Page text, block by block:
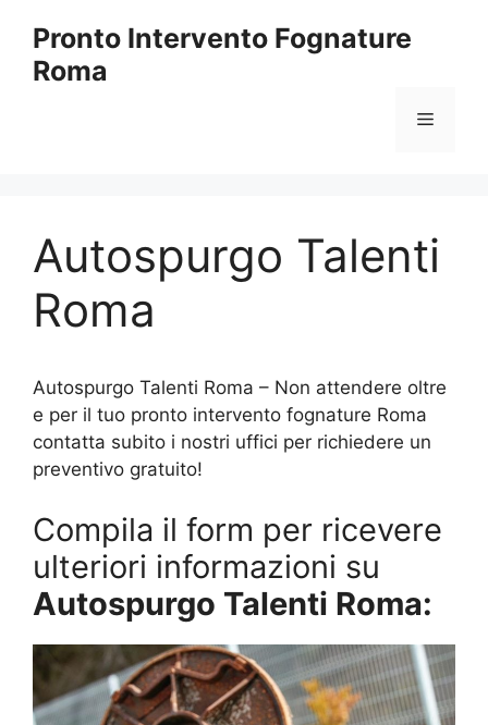
contenuto
Pronto Intervento Fognature
Roma
Menu
Autospurgo Talenti
Roma
Autospurgo Talenti Roma – Non attendere oltre
e per il tuo pronto intervento fognature Roma
contatta subito i nostri uffici per richiedere un
preventivo gratuito!
Compila il form per ricevere
ulteriori informazioni su
Autospurgo Talenti Roma: